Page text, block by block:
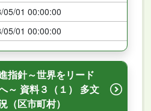
05/01 00:00:00
05/01 00:00:00
指針～世界をリード
～ 資料３（１） 多文
（区市町村）